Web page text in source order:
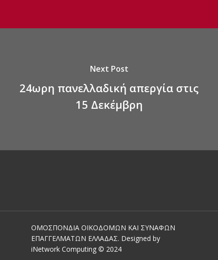
Next Post
24ωρη πανελλαδική απεργία στις
15 Δεκέμβρη
ΟΜΟΣΠΟΝΔΙΑ ΟΙΚΟΔΟΜΩΝ ΚΑΙ ΣΥΝΑΦΩΝ
ΕΠΑΓΓΕΛΜΑΤΩΝ ΕΛΛΑΔΑΣ. Designed by
iNetwork Computing © 2024